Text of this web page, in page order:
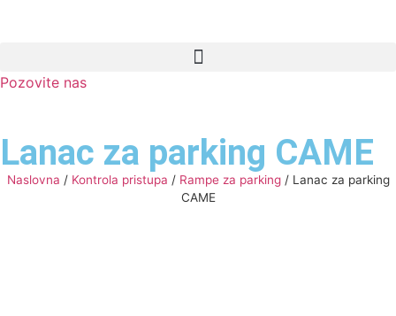
Pozovite nas
Lanac za parking CAME
Naslovna / Kontrola pristupa / Rampe za parking/ Lanac za parking
CAME